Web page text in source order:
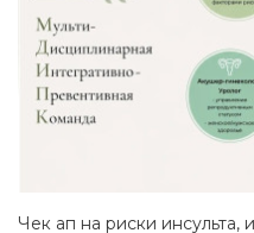
Чек ап на риски инсульта,